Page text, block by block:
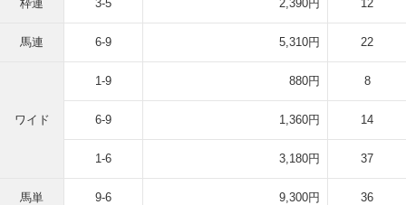
枠連 3-5 2,390円 12
馬連 6-9 5,310円 22
ワイド
1-9 880円 8
6-9 1,360円 14
1-6 3,180円 37
馬単 9-6 9,300円 36